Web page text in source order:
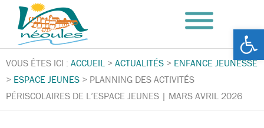
VOUS ÊTES ICI : ACCUEIL > ACTUALITÉS > ENFANCE JEUNESSE
> ESPACE JEUNES > PLANNING DES ACTIVITÉS
PÉRISCOLAIRES DE L’ESPACE JEUNES | MARS AVRIL 2026